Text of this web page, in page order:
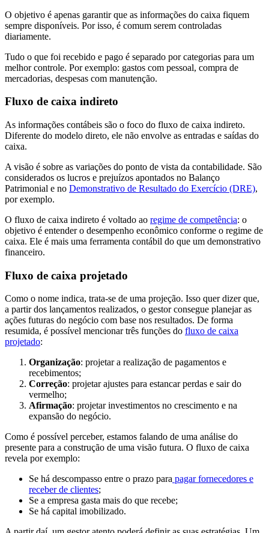
O objetivo é apenas garantir que as informações do caixa fiquem
sempre disponíveis. Por isso, é comum serem controladas
diariamente.
Tudo o que foi recebido e pago é separado por categorias para um
melhor controle. Por exemplo: gastos com pessoal, compra de
mercadorias, despesas com manutenção.
Fluxo de caixa indireto
As informações contábeis são o foco do fluxo de caixa indireto.
Diferente do modelo direto, ele não envolve as entradas e saídas do
caixa.
A visão é sobre as variações do ponto de vista da contabilidade. São
considerados os lucros e prejuízos apontados no Balanço
Patrimonial e no Demonstrativo de Resultado do Exercício (DRE),
por exemplo.
O fluxo de caixa indireto é voltado ao regime de competência: o
objetivo é entender o desempenho econômico conforme o regime de
caixa. Ele é mais uma ferramenta contábil do que um demonstrativo
financeiro.
Fluxo de caixa projetado
Como o nome indica, trata-se de uma projeção. Isso quer dizer que,
a partir dos lançamentos realizados, o gestor consegue planejar as
ações futuras do negócio com base nos resultados. De forma
resumida, é possível mencionar três funções do fluxo de caixa
projetado:
Organização: projetar a realização de pagamentos e
recebimentos;
Correção: projetar ajustes para estancar perdas e sair do
vermelho;
Afirmação: projetar investimentos no crescimento e na
expansão do negócio.
Como é possível perceber, estamos falando de uma análise do
presente para a construção de uma visão futura. O fluxo de caixa
revela por exemplo:
Se há descompasso entre o prazo para pagar fornecedores e
receber de clientes;
Se a empresa gasta mais do que recebe;
Se há capital imobilizado.